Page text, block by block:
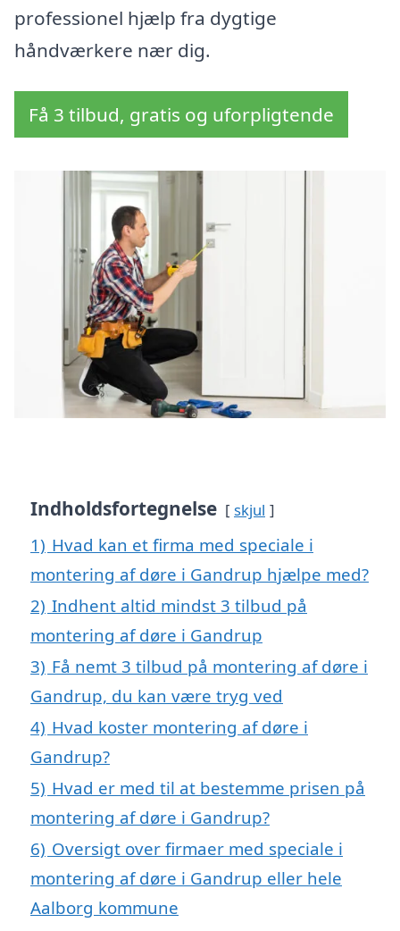
professionel hjælp fra dygtige
håndværkere nær dig.
Få 3 tilbud, gratis og uforpligtende
Indholdsfortegnelse skjul
1) Hvad kan et firma med speciale i
montering af døre i Gandrup hjælpe med?
2) Indhent altid mindst 3 tilbud på
montering af døre i Gandrup
3) Få nemt 3 tilbud på montering af døre i
Gandrup, du kan være tryg ved
4) Hvad koster montering af døre i
Gandrup?
5) Hvad er med til at bestemme prisen på
montering af døre i Gandrup?
6) Oversigt over firmaer med speciale i
montering af døre i Gandrup eller hele
Aalborg kommune